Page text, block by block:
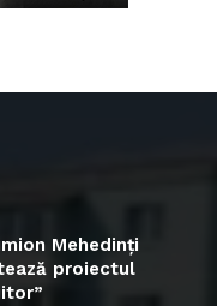
Mehedinți
proiectul